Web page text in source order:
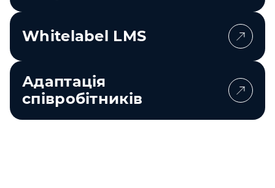
Whitelabel LMS
Адаптація
співробітників